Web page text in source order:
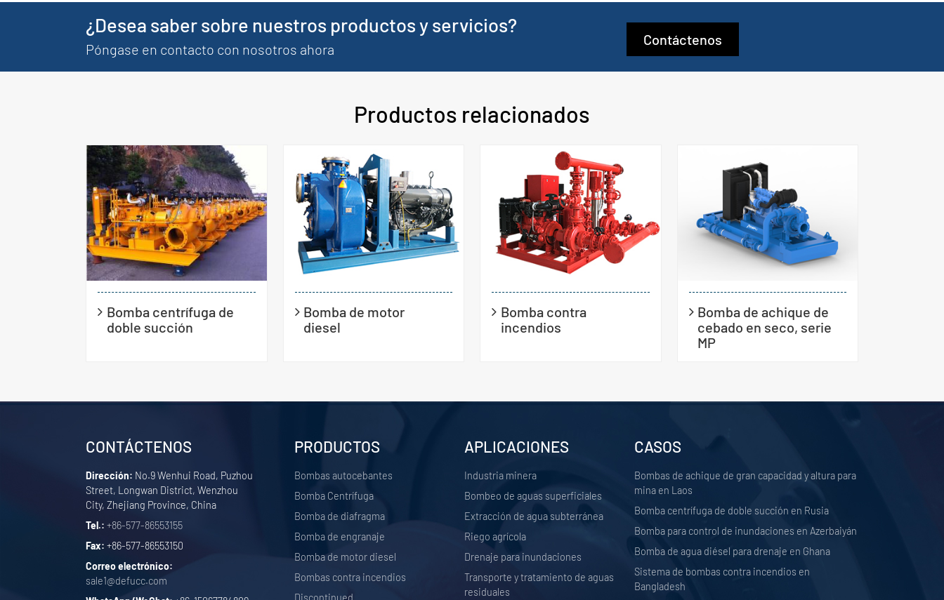
¿Desea saber sobre nuestros productos y servicios?
Póngase en contacto con nosotros ahora
Contáctenos
Productos relacionados
Bomba centrífuga de
doble succión
Bomba de motor
diesel
Bomba contra
incendios
Bomba de achique de
cebado en seco, serie
MP
CONTÁCTENOS
Dirección: No.9 Wenhui Road, Puzhou
Street, Longwan District, Wenzhou
City, Zhejiang Province, China
Tel.: +86-577-86553155
Fax: +86-577-86553150
Correo electrónico:
sale1@defucc.com
PRODUCTOS
Bombas autocebantes
Bomba Centrífuga
Bomba de diafragma
Bomba de engranaje
Bomba de motor diesel
Bombas contra incendios
Discontinued
APLICACIONES
Industria minera
Bombeo de aguas superficiales
Extracción de agua subterránea
Riego agrícola
Drenaje para inundaciones
Transporte y tratamiento de aguas
residuales
CASOS
Bombas de achique de gran capacidad y altura para
mina en Laos
Bomba centrífuga de doble succión en Rusia
Bomba para control de inundaciones en Azerbaiyán
Bomba de agua diésel para drenaje en Ghana
Sistema de bombas contra incendios en
Bangladesh